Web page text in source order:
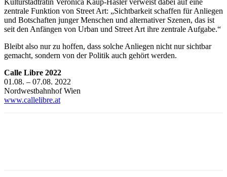
zentrale Funktion von Street Art: „Sichtbarkeit schaffen für Anliegen
und Botschaften junger Menschen und alternativer Szenen, das ist
seit den Anfängen von Urban und Street Art ihre zentrale Aufgabe.“
Bleibt also nur zu hoffen, dass solche Anliegen nicht nur sichtbar
gemacht, sondern von der Politik auch gehört werden.
Calle Libre 2022
01.08. – 07.08. 2022
Nordwestbahnhof Wien
www.callelibre.at